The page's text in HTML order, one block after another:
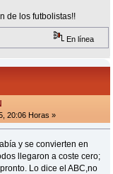
de los futbolistas!!
En línea
20:06 Horas »
y se convierten en
llegaron a coste cero;
Lo dice el ABC,no